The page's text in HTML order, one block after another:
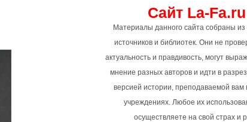
Сайт La-Fa.ru
Материалы данного сайта собраны
источников и библиотек. Они не
актуальность и правдивость, могут
мнение разных авторов и идти в
версией истории, преподаваемой вам
учреждениях. Любое их
осуществляете на свой страх и